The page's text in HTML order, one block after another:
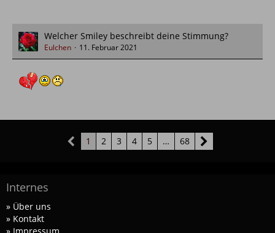
Welcher Smiley beschreibt deine Stimmung?
Eulchen 11. Februar 2021
1 2 3 4 5 … 68
Internes
» Über uns
» Kontakt